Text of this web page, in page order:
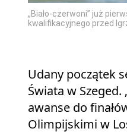
„Biało-czerwoni” już
kwalifikacyjnego przed
Udany początek
Świata w
awanse do
Olimpijskimi w